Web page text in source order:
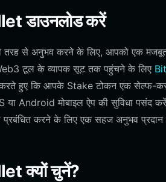
डाउनलोड करें
तरह से अनुभव करने के लिए, आपको एक
टूल के व्यापक सूट तक पहुंचने के लिए
करते हुए कि आपके Stake टोकन एक सेल्फ-
या Android मोबाइल ऐप की सुविधा पसंद
करने के लिए एक सहज अनुभव प्रदान
क्यों चुनें?